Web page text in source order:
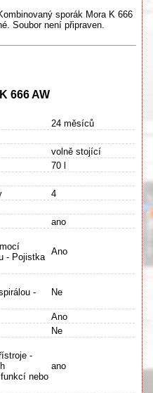
sporák Mora K 666
Soubor není připraven.
666 AW
24 měsíců
volně stojící
70 l
4
ano
- Pojistka
Ano
-
Ne
Ano
Ne
-
nebo
ano